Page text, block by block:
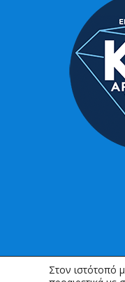
Στον ιστότοπό